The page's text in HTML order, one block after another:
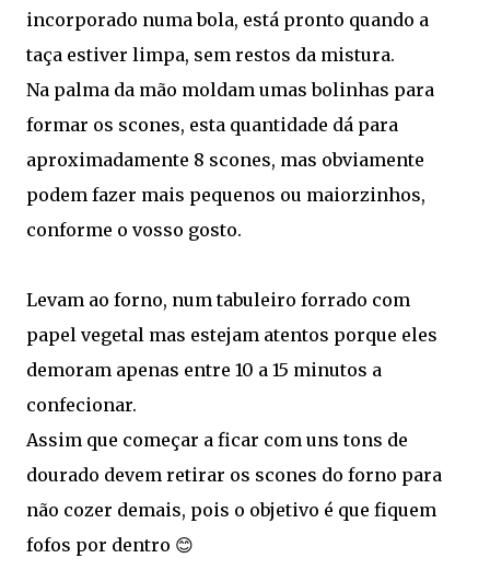
incorporado numa bola, está pronto quando a
taça estiver limpa, sem restos da mistura.
Na palma da mão moldam umas bolinhas para
formar os scones, esta quantidade dá para
aproximadamente 8 scones, mas obviamente
podem fazer mais pequenos ou maiorzinhos,
conforme o vosso gosto.
Levam ao forno, num tabuleiro forrado com
papel vegetal mas estejam atentos porque eles
demoram apenas entre 10 a 15 minutos a
confecionar.
Assim que começar a ficar com uns tons de
dourado devem retirar os scones do forno para
não cozer demais, pois o objetivo é que fiquem
fofos por dentro 😊